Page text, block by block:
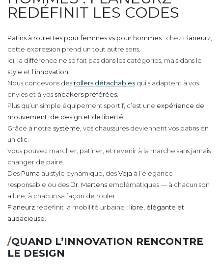
REDÉFINIT LES CODES
Patins à roulettes pour femmes vs pour hommes: chez Flaneurz,
cette expression prend un tout autre sens.
Ici, la différence ne se fait pas dans les catégories, mais dans le
style et l’innovation.
Nous concevons des rollers détachables qui s’adaptent à vos
envies et à vos sneakers préférées.
Plus qu’un simple équipement sportif, c’est une expérience de
mouvement, de design et de liberté.
Grâce à notre système, vos chaussures deviennent vos patins en
un clic.
Vous pouvez marcher, patiner, et revenir à la marche sans jamais
changer de paire.
Des Puma au style dynamique, desVeja à l’élégance
responsable ou des Dr. Martens emblématiques — à chacun son
allure, à chacun sa façon de rouler.
Flaneurz redéfinit la mobilité urbaine : libre, élégante et
audacieuse.
/QUAND L’INNOVATION RENCONTRE
LE DESIGN